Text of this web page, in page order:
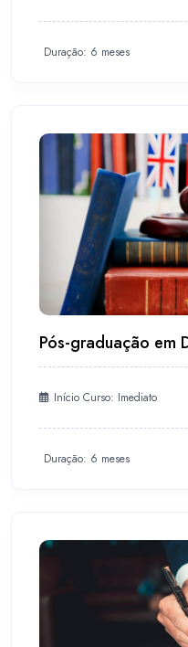
Duração: 6 meses
Pós-graduação em
Início Curso: Imediato
Duração: 6 meses